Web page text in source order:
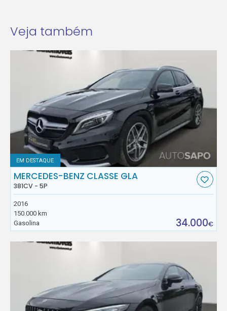
Veja também
EM DESTAQUE
MERCEDES-BENZ CLASSE GLA
381CV - 5P
2016
150.000 km
Gasolina
34.000€